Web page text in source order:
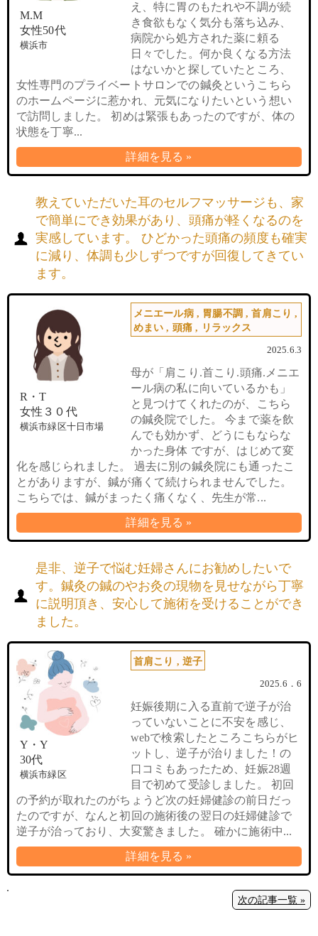
M.M
女性50代
横浜市
え、特に胃のもたれや不調が続
き食欲もなく気分も落ち込み、
病院から処方された薬に頼る
日々でした。何か良くなる方法
はないかと探していたところ、
女性専門のプライベートサロンでの鍼灸というこちら
のホームページに惹かれ、元気になりたいという想い
で訪問しました。 初めは緊張もあったのですが、体の
状態を丁寧...
詳細を見る »
教えていただいた耳のセルフマッサージも、家
で簡単にでき効果があり、頭痛が軽くなるのを
実感しています。 ひどかった頭痛の頻度も確実
に減り、体調も少しずつですが回復してきてい
ます。
R・T
女性３０代
横浜市緑区十日市場
メニエール病, 胃腸不調 ,首肩こり ,
めまい , 頭痛 , リラックス
2025.6.3
母が「肩こり.首こり.頭痛.メニエ
ール病の私に向いているかも」
と見つけてくれたのが、こちら
の鍼灸院でした。 今まで薬を飲
んでも効かず、どうにもならな
かった身体 ですが、はじめて変
化を感じられました。 過去に別の鍼灸院にも通ったこ
とがありますが、鍼が痛くて続けられませんでした。
こちらでは、鍼がまったく痛くなく、先生が常...
詳細を見る »
是非、逆子で悩む妊婦さんにお勧めしたいで
す。鍼灸の鍼のやお灸の現物を見せながら丁寧
に説明頂き、安心して施術を受けることができ
ました。
Y・Y
30代
横浜市緑区
首肩こり , 逆子
2025.6．6
妊娠後期に入る直前で逆子が治
っていないことに不安を感じ、
webで検索したところこちらがヒ
ットし、逆子が治りました！の
口コミもあったため、妊娠28週
目で初めて受診しました。 初回
の予約が取れたのがちょうど次の妊婦健診の前日だっ
たのですが、なんと初回の施術後の翌日の妊婦健診で
逆子が治っており、大変驚きました。 確かに施術中...
詳細を見る »
次の記事一覧 »